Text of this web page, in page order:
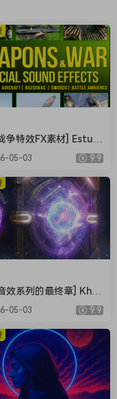
to move fast,
actually hit on big
争特效FX素材] Estudi
Weapons and
Sound Effects
（216MB）
05-03 9.9
效系列的最终章] Khro
Spells Variations V
05-03 9.9